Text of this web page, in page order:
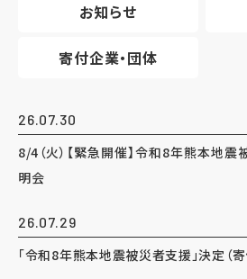
お知らせ
寄付企業・団体
26.07.30
8/4（火）【緊急開催】令和8年熊本地
明会
26.07.29
「令和8年熊本地震被災者支援」決定（寄